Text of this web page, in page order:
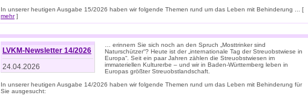
In unserer heutigen Ausgabe 15/2026 haben wir folgende Themen rund um das Leben mit Behinderung ... [
mehr]
LVKM-Newsletter 14/2026
24.04.2026
… erinnern Sie sich noch an den Spruch „Mosttrinker sind
Naturschützer“? Heute ist der „internationale Tag der Streuobstwiese in
Europa“. Seit ein paar Jahren zählen die Streuobstwiesen im
immateriellen Kulturerbe – und wir in Baden-Württemberg leben in
Europas größter Streuobstlandschaft.
In unserer heutigen Ausgabe 14/2026 haben wir folgende Themen rund um das Leben mit Behinderung für
Sie ausgesucht: